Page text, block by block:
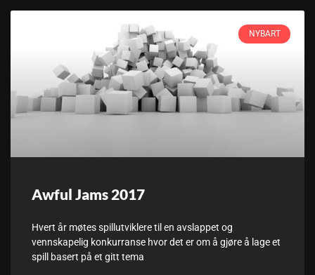
NYBART
Awful Jams 2017
Hvert år møtes spillutviklere til en avslappet og
vennskapelig konkurranse hvor det er om å gjøre å lage et
spill basert på et gitt tema